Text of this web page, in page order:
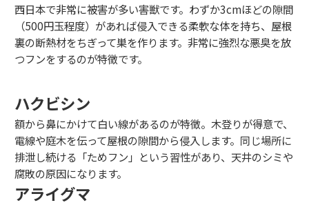
西日本で非常に被害が多い害獣です。わずか3cmほどの隙間
（500円玉程度）があれば侵入できる柔軟な体を持ち、屋根
裏の断熱材をちぎって巣を作ります。非常に強烈な悪臭を放
つフンをするのが特徴です。
ハクビシン
額から鼻にかけて白い線があるのが特徴。木登りが得意で、
電線や庭木を伝って屋根の隙間から侵入します。同じ場所に
排泄し続ける「ためフン」という習性があり、天井のシミや
腐敗の原因になります。
アライグマ